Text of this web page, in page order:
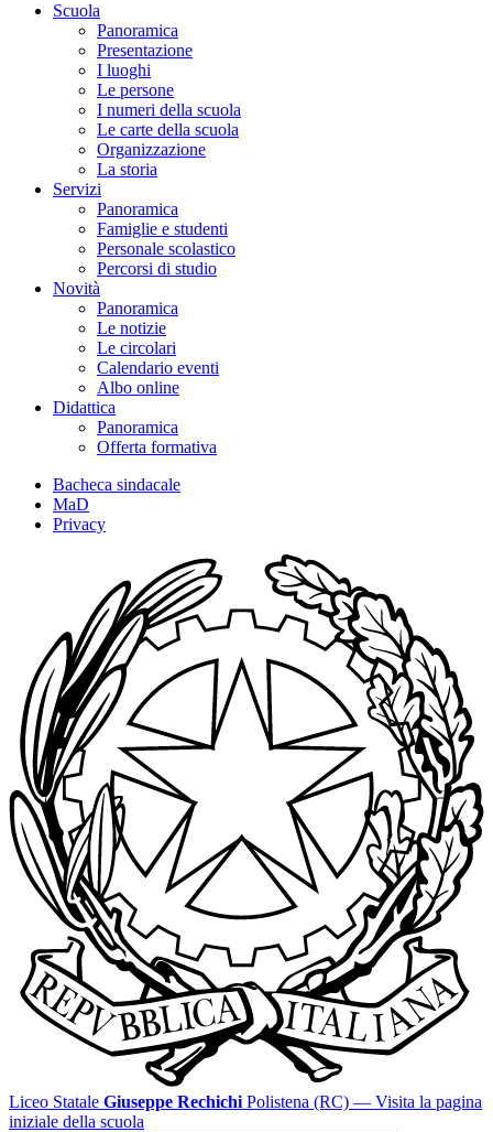
Scuola
Panoramica
Presentazione
I luoghi
Le persone
I numeri della scuola
Le carte della scuola
Organizzazione
La storia
Servizi
Panoramica
Famiglie e studenti
Personale scolastico
Percorsi di studio
Novità
Panoramica
Le notizie
Le circolari
Calendario eventi
Albo online
Didattica
Panoramica
Offerta formativa
Bacheca sindacale
MaD
Privacy
Liceo Statale Giuseppe Rechichi Polistena (RC) — Visita la pagina
iniziale della scuola